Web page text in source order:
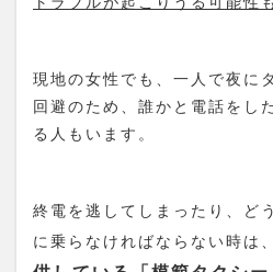
現地の女性でも、一人で夜に
回避のため、誰かと電話をし
る人もいます。
終電を逃してしまったり、ど
に乗らなければならない時は、